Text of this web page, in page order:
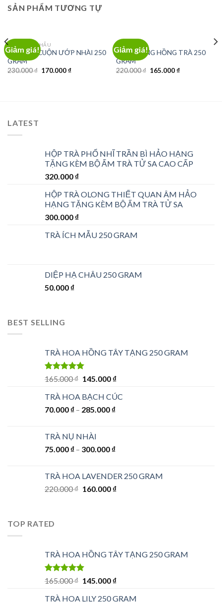
SẢN PHẨM TƯƠNG TỰ
Giảm giá!
TRÀ NHẬP KHẨU
TRÀ BÚP CUỘN ƯỚP NHÀI 250
GRAM
230.000₫ Giá
170.000₫Giá
Giảm giá!
TRÀ Ô LONG
TRÀ OLONG HỒNG TRÀ 250
GRAM
220.000₫ Giá
165.000₫Giá
LATEST
HỘP TRÀ PHỔ NHĨ TRẦN BÌ HẢO HẠNG
TẶNG KÈM BỘ ẤM TRÀ TỬ SA CAO CẤP
320.000 ₫
HỘP TRÀ OLONG THIẾT QUAN ÂM HẢO
HẠNG TẶNG KÈM BỘ ẤM TRÀ TỬ SA
300.000 ₫
TRÀ ÍCH MẪU 250 GRAM
DIỆP HẠ CHÂU 250 GRAM
50.000 ₫
BEST SELLING
TRÀ HOA HỒNG TÂY TẠNG 250 GRAM
Được xếp
sao
165.000₫ Giá
là:
165.000 ₫.
145.000 ₫Giá
tại
TRÀ HOA BẠCH CÚC
70.000 ₫ – 285.000 ₫
TRÀ NỤ NHÀI
75.000 ₫ – 300.000 ₫
TRÀ HOA LAVENDER 250 GRAM
220.000₫ Giá
160.000 ₫Giá
TOP RATED
TRÀ HOA HỒNG TÂY TẠNG 250 GRAM
Được xếp
sao
165.000₫ Giá
là:
145.000 ₫Giá
tại
TRÀ HOA LILY 250 GRAM